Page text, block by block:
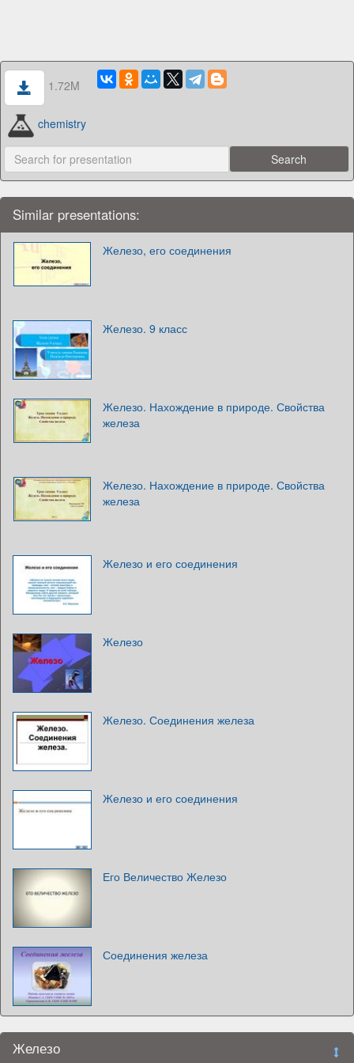
1.72M
chemistry
Similar presentations:
Железо, его соединения
Железо. 9 класс
Железо. Нахождение в природе. Свойства
железа
Железо. Нахождение в природе. Свойства
железа
Железо и его соединения
Железо
Железо. Соединения железа
Железо и его соединения
Его Величество Железо
Соединения железа
Железо